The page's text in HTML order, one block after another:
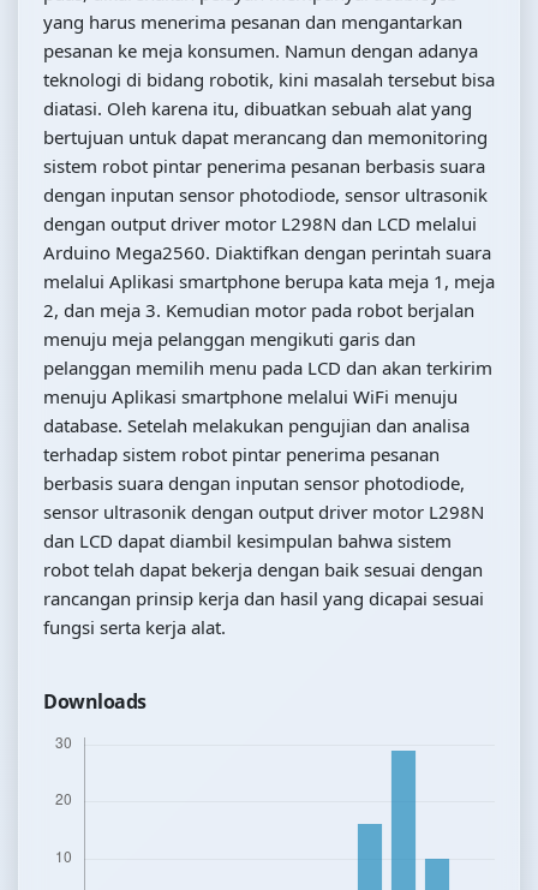
yang harus menerima pesanan dan mengantarkan
pesanan ke meja konsumen. Namun dengan adanya
teknologi di bidang robotik, kini masalah tersebut bisa
diatasi. Oleh karena itu, dibuatkan sebuah alat yang
bertujuan untuk dapat merancang dan memonitoring
sistem robot pintar penerima pesanan berbasis suara
dengan inputan sensor photodiode, sensor ultrasonik
dengan output driver motor L298N dan LCD melalui
Arduino Mega2560. Diaktifkan dengan perintah suara
melalui Aplikasi smartphone berupa kata meja 1, meja
2, dan meja 3. Kemudian motor pada robot berjalan
menuju meja pelanggan mengikuti garis dan
pelanggan memilih menu pada LCD dan akan terkirim
menuju Aplikasi smartphone melalui WiFi menuju
database. Setelah melakukan pengujian dan analisa
terhadap sistem robot pintar penerima pesanan
berbasis suara dengan inputan sensor photodiode,
sensor ultrasonik dengan output driver motor L298N
dan LCD dapat diambil kesimpulan bahwa sistem
robot telah dapat bekerja dengan baik sesuai dengan
rancangan prinsip kerja dan hasil yang dicapai sesuai
fungsi serta kerja alat.
Downloads